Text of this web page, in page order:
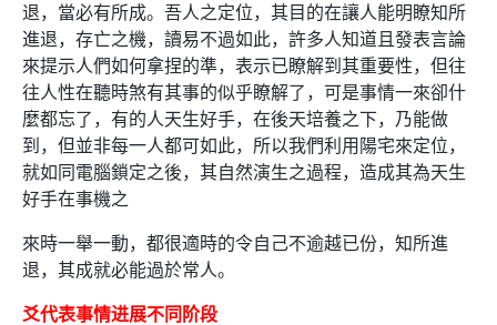
退，當必有所成。吾人之定位，其目的在讓人能明瞭知所
進退，存亡之機，讀易不過如此，許多人知道且發表言論
來提示人們如何拿捏的準，表示已瞭解到其重要性，但往
往人性在聽時煞有其事的似乎瞭解了，可是事情一來卻什
麼都忘了，有的人天生好手，在後天培養之下，乃能做
到，但並非每一人都可如此，所以我們利用陽宅來定位，
就如同電腦鎖定之後，其自然演生之過程，造成其為天生
好手在事機之
來時一舉一動，都很適時的令自己不逾越已份，知所進
退，其成就必能過於常人。
爻代表事情进展不同阶段